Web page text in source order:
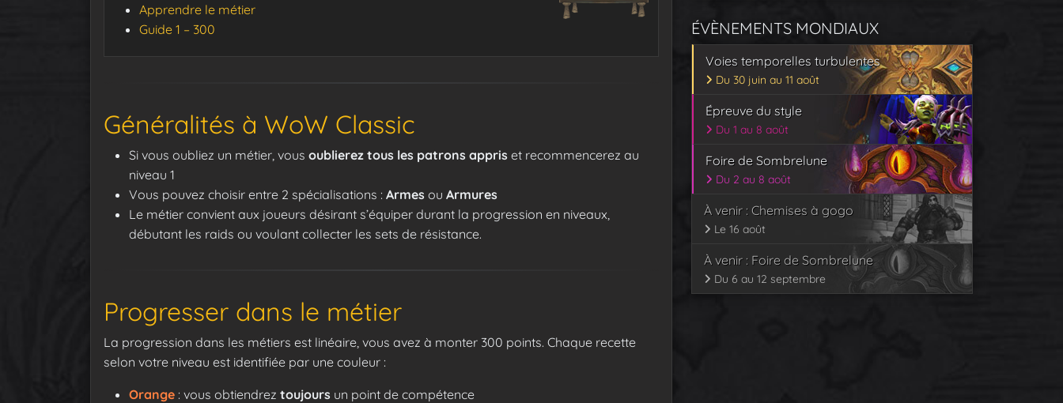
Apprendre le métier
Guide 1 – 300
Généralités à WoW Classic
Si vous oubliez un métier, vous oublierez tous les patrons appris et recommencerez au
niveau 1
Vous pouvez choisir entre 2 spécialisations : Armes ou Armures
Le métier convient aux joueurs désirant s’équiper durant la progression en niveaux,
débutant les raids ou voulant collecter les sets de résistance.
Progresser dans le métier
La progression dans les métiers est linéaire, vous avez à monter 300 points. Chaque recette
selon votre niveau est identifiée par une couleur :
Orange : vous obtiendrez toujours un point de compétence
ÉVÈNEMENTS MONDIAUX
Voies temporelles turbulentes
Du 30 juin au 11 août
Épreuve du style
Du 1 au 8 août
Foire de Sombrelune
Du 2 au 8 août
À venir : Chemises à gogo
Le 16 août
À venir : Foire de Sombrelune
Du 6 au 12 septembre